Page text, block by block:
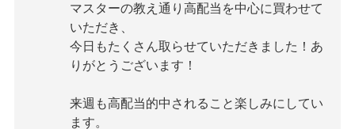
マスターの教え通り高配当を中心に買わせて
いただき、
今日もたく さん取らせていただきました！あ
りがとうございます！
来週も高配当的中されること楽しみにしてい
ます。